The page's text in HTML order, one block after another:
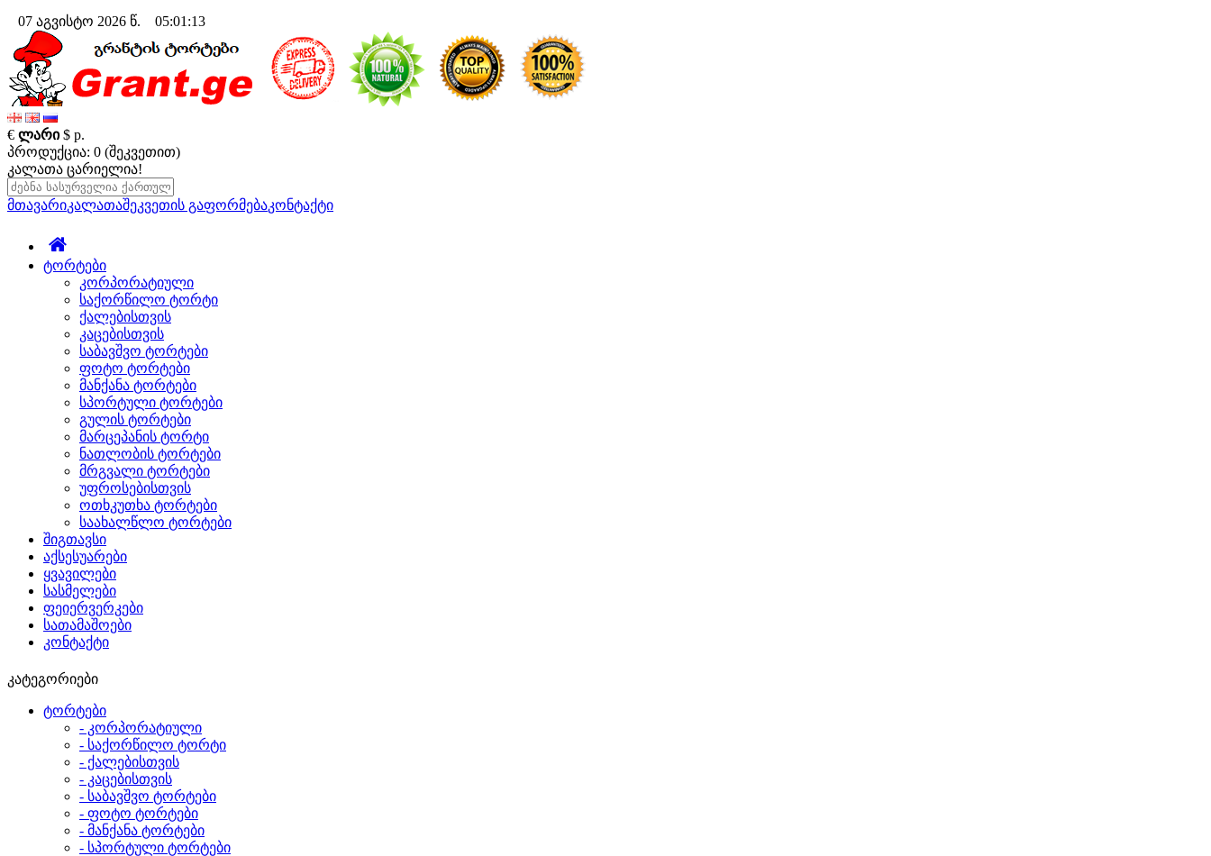
07 აგვისტო 2026 წ. 05:01:14
€ ლარი $ р.
პროდუქცია: 0 (შეკვეთით)
კალათა ცარიელია!
მთავარიკალათაშეკვეთის გაფორმებაკონტაქტი
ტორტები
კორპორატიული
საქორწილო ტორტი
ქალებისთვის
კაცებისთვის
საბავშვო ტორტები
ფოტო ტორტები
მანქანა ტორტები
სპორტული ტორტები
გულის ტორტები
მარცეპანის ტორტი
ნათლობის ტორტები
მრგვალი ტორტები
უფროსებისთვის
ოთხკუთხა ტორტები
საახალწლო ტორტები
შიგთავსი
აქსესუარები
ყვავილები
სასმელები
ფეიერვერკები
სათამაშოები
კონტაქტი
კატეგორიები
ტორტები
- კორპორატიული
- საქორწილო ტორტი
- ქალებისთვის
- კაცებისთვის
- საბავშვო ტორტები
- ფოტო ტორტები
- მანქანა ტორტები
- სპორტული ტორტები